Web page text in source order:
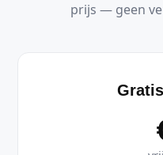
prijs — geen